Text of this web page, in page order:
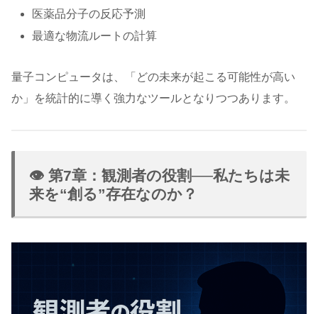
医薬品分子の反応予測
最適な物流ルートの計算
量子コンピュータは、「どの未来が起こる可能性が高い
か」を統計的に導く強力なツールとなりつつあります。
👁️ 第7章：観測者の役割──私たちは未
来を“創る”存在なのか？